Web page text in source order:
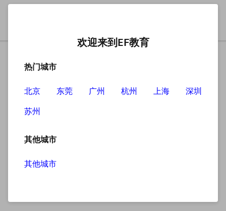
欢迎来到EF教育
热门城市
北京 东莞 广州 杭州 上海
深圳
苏州
其他城市
其他城市